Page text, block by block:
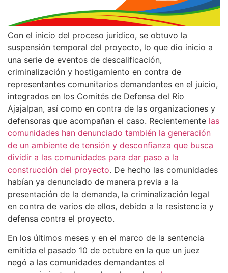
Con el inicio del proceso jurídico, se obtuvo la
suspensión temporal del proyecto, lo que dio inicio a
una serie de eventos de descalificación,
criminalización y hostigamiento en contra de
representantes comunitarios demandantes en el juicio,
integrados en los Comités de Defensa del Río
Ajajalpan, así como en contra de las organizaciones y
defensoras que acompañan el caso. Recientemente las
comunidades han denunciado también la generación
de un ambiente de tensión y desconfianza que busca
dividir a las comunidades para dar paso a la
construcción del proyecto. De hecho las comunidades
habían ya denunciado de manera previa a la
presentación de la demanda, la criminalización legal
en contra de varios de ellos, debido a la resistencia y
defensa contra el proyecto.
En los últimos meses y en el marco de la sentencia
emitida el pasado 10 de octubre en la que un juez
negó a las comunidades demandantes el